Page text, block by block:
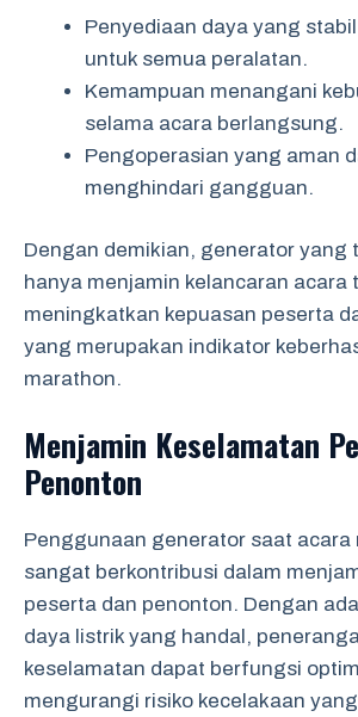
Penyediaan daya yang
untuk semua peralatan.
Kemampuan menangani
selama acara berlangsung.
Pengoperasian yang aman
menghindari gangguan.
Dengan demikian, generator yang
hanya menjamin kelancaran acara
meningkatkan kepuasan peserta
yang merupakan indikator
marathon.
Menjamin Keselamatan
Penonton
Penggunaan generator saat acara
sangat berkontribusi dalam
peserta dan penonton. Dengan
daya listrik yang handal,
keselamatan dapat berfungsi
mengurangi risiko kecelakaan